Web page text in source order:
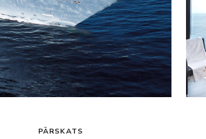
PĀRSKATS